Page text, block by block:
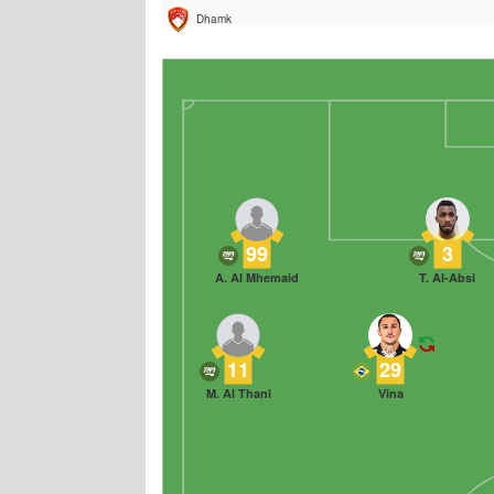
Dhamk
3
T. Al-Absi
99
A. Al Mhemaid
29
Vina
11
M. Al Thani